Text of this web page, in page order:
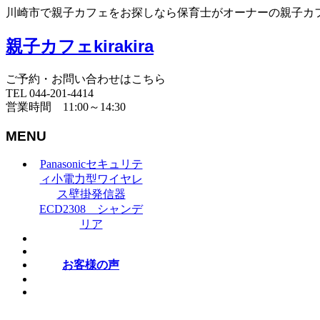
川崎市で親子カフェをお探しなら保育士がオーナーの親子カ
親子カフェkirakira
ご予約・お問い合わせはこちら
TEL 044-201-4414
営業時間 11:00～14:30
MENU
Panasonicセキュリテ
ィ小電力型ワイヤレ
ス壁掛発信器
ECD2308 シャンデ
リア
お客様の声